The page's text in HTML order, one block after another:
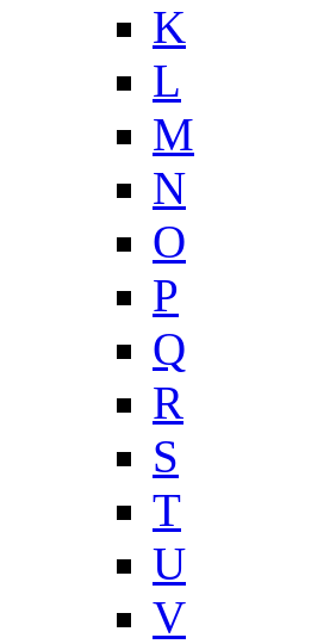
K
L
M
N
O
P
Q
R
S
T
U
V